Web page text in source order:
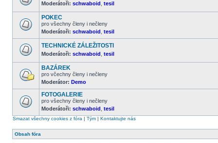
nové
příspěvky
Moderátoři: schwaboid tesil
Žádné
nové
příspěvky
POKEC
pro všechny členy i nečleny
Moderátoři: schwaboid tesil
nové
příspěvky
TECHNICKÉ ZÁLEŽITOSTI
Moderátoři: schwaboid tesil
Žádné
nové
příspěvky
BAZÁREK
pro včechny členy i nečleny
Moderátor: Demo
Žádné
nové
příspěvky
FOTOGALERIE
pro všechny členy i nečleny
Moderátoři: schwaboid tesil
Smazat všechny cookies z fóra | Tým | Kontaktujte nás
Obsah fóra